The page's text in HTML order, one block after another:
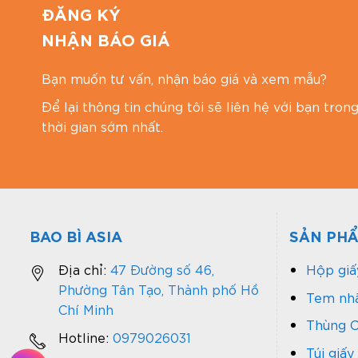
ĐĂNG KÝ
NHẬN BÁO GIÁ
Bạn muốn tư vấn, nhận báo giá và xem mẫu?
Để lại thông tin chúng tôi sẽ liên hệ với bạn trong
thời gian sớm nhất.
BAO BÌ ASIA
Địa chỉ: 47 Đường số 46,
Phường Tân Tạo, Thành phố Hồ
Chí Minh
Hotline: 0979026031
SẢN
Hộp
Tem
Thùng
Túi giấy